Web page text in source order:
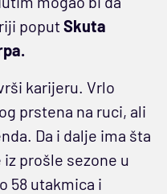
poputSkuta
karijeru. Vrlo
prstena na ruci, ali
Da i dalje ima šta
prošle sezone u
58 utakmica i